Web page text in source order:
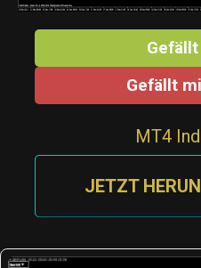
Gefällt
MT4
JETZT